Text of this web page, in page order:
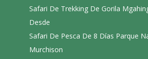
Safari De Trekking De Gorila
Desde
Safari De Pesca De 8 Días Parque
Murchison